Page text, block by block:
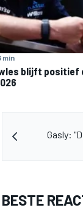
min
blijft positief
Gasly:
BESTE